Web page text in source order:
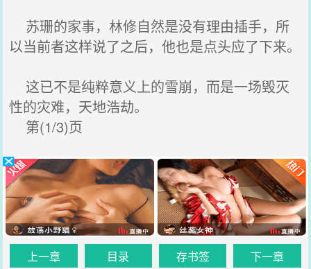
苏珊的家事，林修自然是没有理由插手，所
以当前者这样说了之后，他也是点头应了下来。
这已不是纯粹意义上的雪崩，而是一场毁灭
性的灾难，天地浩劫。
第(1/3)页
上一章 目录 存书签 下一章